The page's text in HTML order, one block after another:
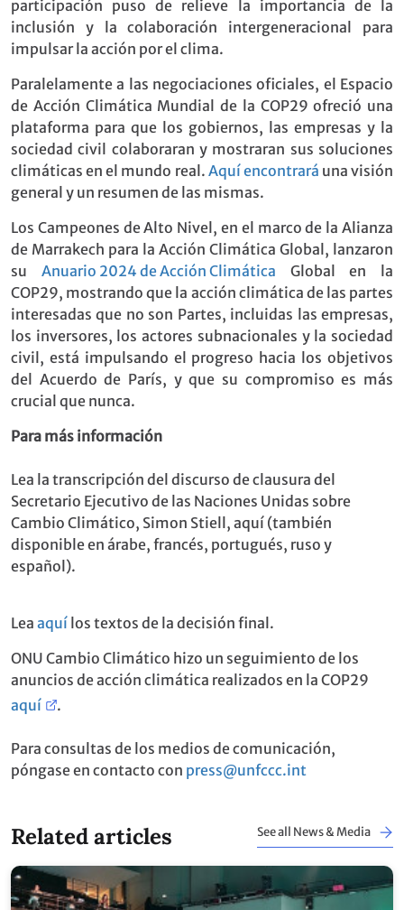
participación puso de relieve la importancia de la
inclusión y la colaboración intergeneracional para
impulsar la acción por el clima.
Paralelamente a las negociaciones oficiales, el Espacio
de Acción Climática Mundial de la COP29 ofreció una
plataforma para que los gobiernos, las empresas y la
sociedad civil colaboraran y mostraran sus soluciones
climáticas en el mundo real. Aquí encontrará una visión
general y un resumen de las mismas.
Los Campeones de Alto Nivel, en el marco de la Alianza
de Marrakech para la Acción Climática Global, lanzaron
su Anuario 2024 de Acción Climática Global en la
COP29, mostrando que la acción climática de las partes
interesadas que no son Partes, incluidas las empresas,
los inversores, los actores subnacionales y la sociedad
civil, está impulsando el progreso hacia los objetivos
del Acuerdo de París, y que su compromiso es más
crucial que nunca.
Para más información
Lea la transcripción del discurso de clausura del
Secretario Ejecutivo de las Naciones Unidas sobre
Cambio Climático, Simon Stiell, aquí (también
disponible en árabe, francés, portugués, ruso y
español).
Lea aquí los textos de la decisión final.
ONU Cambio Climático hizo un seguimiento de los
anuncios de acción climática realizados en la COP29
aquí
.
Para consultas de los medios de comunicación,
póngase en contacto con press@unfccc.int
Related articles See all News & Media